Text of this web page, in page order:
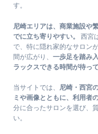
す。
尼崎エリアは、商業施設や
でに立ち寄りやすい。
西宮
で、特に隠れ家的なサロン
間が広がり、一歩足を踏み
ラックスできる時間が待って
当サイトでは、 尼崎・西宮
ミや画像とともに、利用者
分に合ったサロンを選び、
い。